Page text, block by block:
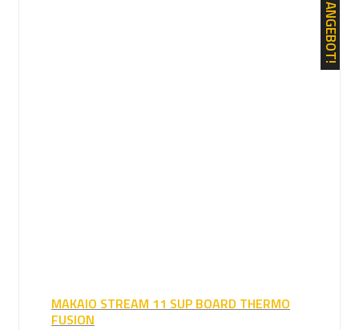
ANGEBOT!
MAKAIO STREAM 11 SUP BOARD THERMO
FUSION